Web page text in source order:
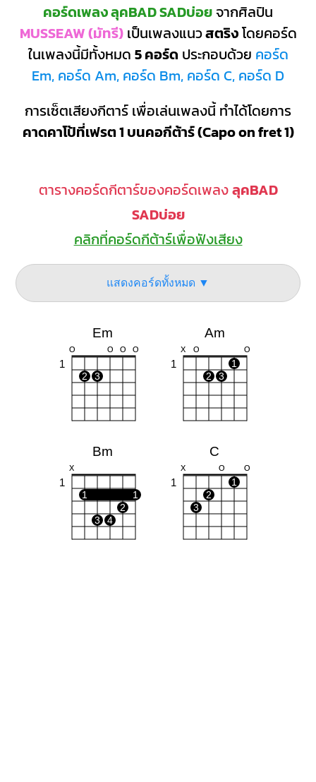
คอร์ดเพลง ลุคBAD SADบ่อย จากศิลปิน
MUSSEAW (มัทรี)เป็นเพลงแนวสตริงโดยคอร์ด
ในเพลงนี้มีทั้งหมด 5 คอร์ด ประกอบด้วย คอร์ด
Em, คอร์ด Am, คอร์ด Bm, คอร์ด C, คอร์ด D
การเซ็ตเสียงกีตาร์ เพื่อเล่นเพลงนี้ ทำได้โดยการ
คาดคาโป้ที่เฟรต 1 บนคอกีต้าร์ (Capo on fret 1)
ตารางคอร์ดกีตาร์ของคอร์ดเพลงลุคBAD
SADบ่อย
คลิกที่คอร์ดกีต้าร์เพื่อฟังเสียง
แสดงคอร์ดทั้งหมด ▼
Em
O O O O
1
2 3
Am
X O O
1
1
2
3
Bm
X
1
1
1
2
3
4
C
X O O
1
1
2
3